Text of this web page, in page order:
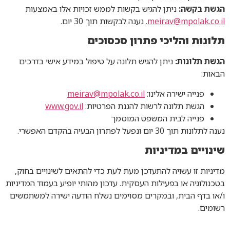
הגשת בקשה: ניתן להגיש בקשות לממש זכויות אלו באמצעות
meirav@mpolak.co.il. נענה לבקשות תוך 30 יום.
תלונות והליכי פתרון סכסוכים
הגשת תלונות: ניתן להגיש תלונה על טיפול במידע אישי בדרכים
הבאות:
פנייה ישירה אלינו:meirav@mpolak.co.il
הגשת תלונה לרשות להגנת הפרטיות:www.gov.il
פנייה לבית המשפט המוסמך
נענה לתלונות תוך 30 יום ונפעל לפתרון הבעיה בהקדם האפשרי.
שינויים במדיניות
מדיניות זו עשויה להתעדכן מעת לעת כדי להתאים לשינויים בחוק,
בטכנולוגיה או בפעילות העסקית. עדכון מהותי יופיע בעמוד המדיניות
ו/או בדף הבית, ובמקרים מסוימים נשלח הודעה ישירה למשתמשים
רשומים.